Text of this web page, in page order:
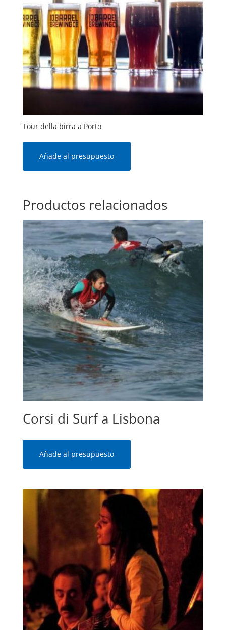
Tour della birra a Porto
Añade al presupuesto
Productos relacionados
Corsi di Surf a Lisbona
Añade al presupuesto